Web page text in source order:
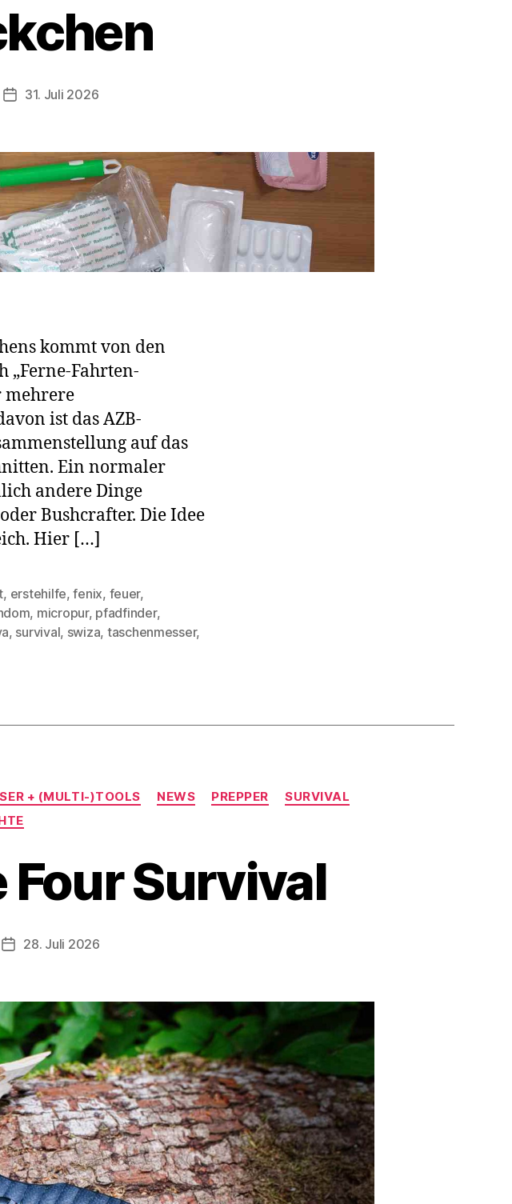
Veröffentlichungsdatum
31. Juli 2026
kommt von den
„Ferne-Fahrten-
mehrere
ist das AZB-
auf das
Ein normaler
andere Dinge
Bushcrafter. Die Idee
Hier […]
, erstehilfe,fenix, feuer,
, micropur, pfadfinder,
, survival, swiza, taschenmesser,
+ (MULTI-)TOOLS NEWS PREPPER
SURVIVAL
Four Survival
Veröffentlichungsdatum
28. Juli 2026